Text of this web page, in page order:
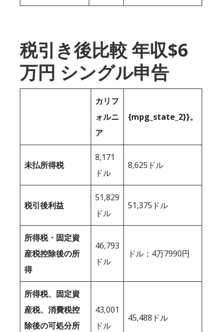
税引き後比較 年収$6
万円 シングル申告
カリフ
ォルニ
ア
{mpg_state_2}}。
未払所得税
8,171
ドル
8,625ドル
税引後利益
51,829
ドル
51,375ドル
所得税・固定資
産税控除後の所
得
46,793
ドル
ドル；4万7990円
所得税、固定資
産税、消費税控
除後の可処分所
43,001
ドル
45,488ドル